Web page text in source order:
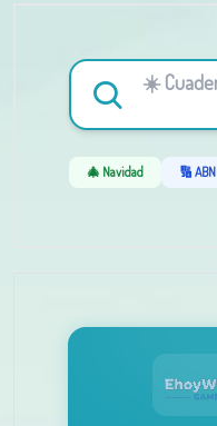
🎄 Navidad 🔢 ABN